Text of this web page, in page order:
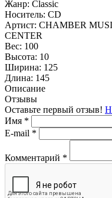
Жанр: Classic
Носитель: CD
Артист: CHAMBER
CENTER
Вес: 100
Высота: 10
Ширина: 125
Длина: 145
Описание
Отзывы
Оставьте первый отзыв!
Имя *
E-mail *
Комментарий *